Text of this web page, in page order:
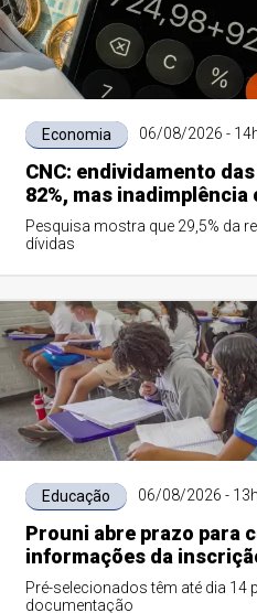
Economia 06/08/2026 -
CNC: endividamento
82%, mas inadimplência
Pesquisa mostra que 29,5% da
dívidas
Educação 06/08/2026 -
Prouni abre prazo para
informações da
Pré-selecionados têm até dia 14
documentação